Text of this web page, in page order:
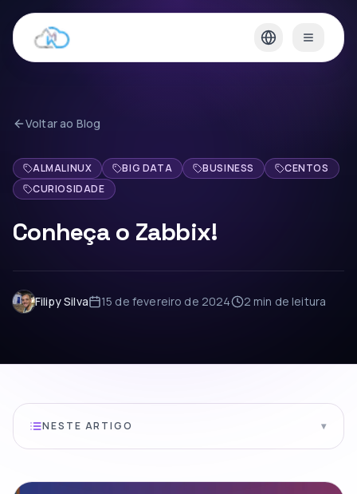
Voltar ao Blog
ALMALINUX BIG DATA BUSINESS
CENTOS
CURIOSIDADE
Conheça o Zabbix!
Filipy Silva 15 de fevereiro de 2024 2 min de leitura
NESTE ARTIGO ▾